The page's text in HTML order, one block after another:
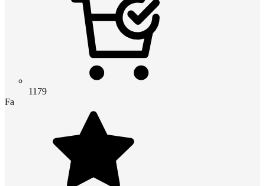
1179
Fa